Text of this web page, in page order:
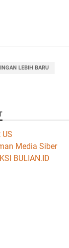
LEBIH BARU
Media Siber
BULIAN.ID